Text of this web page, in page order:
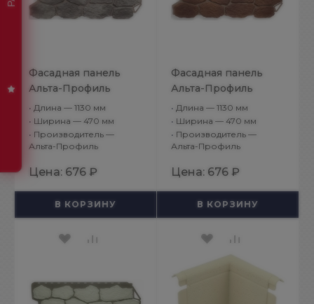
Фасадная панель
Альта-Профиль
Бутовый камень
Скандинавский
• Длина — 1130 мм
• Ширина — 470 мм
• Производитель —
Альта-Профиль
Цена: 676 ₽
В КОРЗИНУ
Фасадная панель
Альта-Профиль
Бутовый камень
Скифский
• Длина — 1130 мм
• Ширина — 470 мм
• Производитель —
Альта-Профиль
Цена: 676 ₽
В КОРЗИНУ